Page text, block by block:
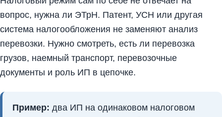
вопрос, нужна ли ЭТрН. Патент, УСН или другая
система налогообложения не заменяют анализ
перевозки. Нужно смотреть, есть ли перевозка
грузов, наемный транспорт, перевозочные
документы и роль ИП в цепочке.
Пример: два ИП на одинаковом налоговом